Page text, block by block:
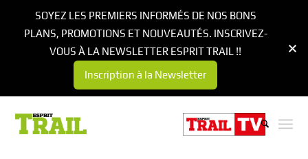
SOYEZ LES PREMIERS INFORMÉS DE NOS BONS
PLANS, PROMOTIONS ET NOUVEAUTÉS. INSCRIVEZ-
VOUS À LA NEWSLETTER ESPRIT TRAIL !!
Inscription à la Newsletter